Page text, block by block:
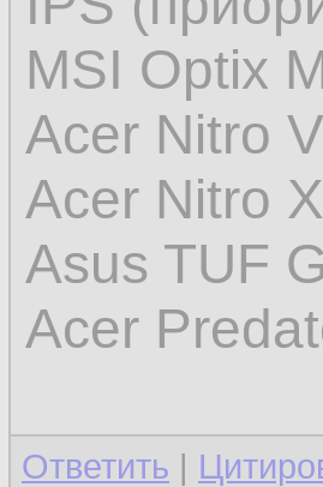
MSI Optix
Acer Nitro
Acer Nitro
Asus TUF
Acer
Ответить |